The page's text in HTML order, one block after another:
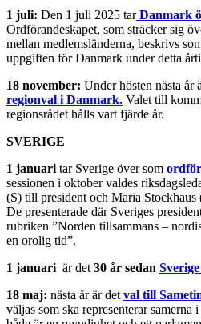
1 juli: Den 1 juli 2025 tarDanmark
Ordförandeskapet, som sträcker sig
mellan medlemsländerna, beskrivs
uppgiften för Danmark under detta
18 november: Under hösten nästa år
regionval i Danmark. Valet till
regionsrådet hålls vart fjärde år.
SVERIGE
1 januari tar Sverige över som
sessionen i oktober valdes
(S) till president och Maria
De presenterade där Sveriges
rubriken ”Norden tillsammans –
en orolig tid”.
1 januari är det 30 år sedan
18 maj: nästa år är det val till
väljas som ska representerar samerna